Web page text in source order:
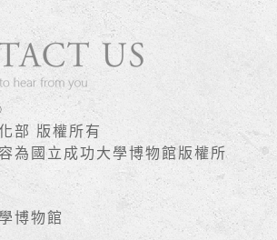
部 版權所有
為國立成功大學博物館版權所
博物館